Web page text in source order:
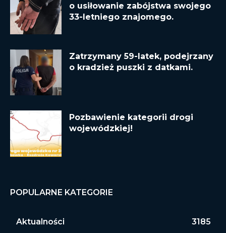
o usiłowanie zabójstwa swojego
33-letniego znajomego.
Zatrzymany 59-latek, podejrzany
o kradzież puszki z datkami.
Pozbawienie kategorii drogi
wojewódzkiej!
POPULARNE KATEGORIE
Aktualności 3185